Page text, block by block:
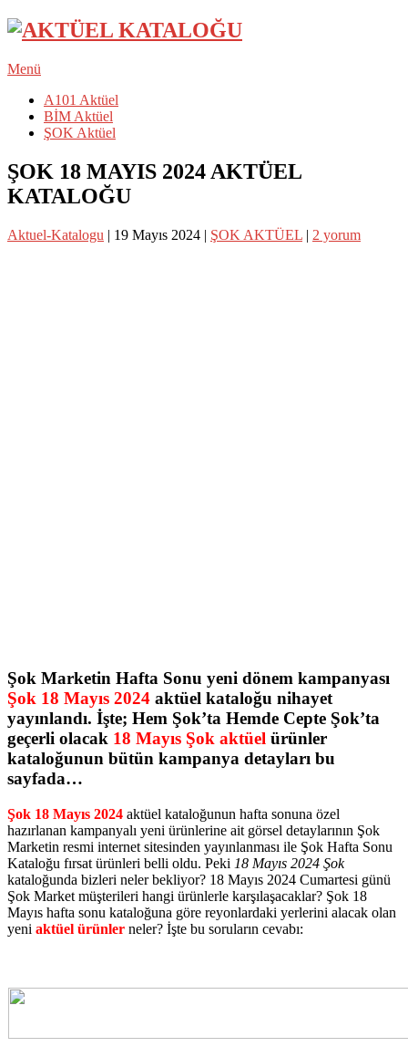
Menü
A101 Aktüel
BİM Aktüel
ŞOK Aktüel
ŞOK 18 MAYIS 2024 AKTÜEL
KATALOĞU
Aktuel-Katalogu | 19 Mayıs 2024 | ŞOK AKTÜEL | 2 yorum
Şok Marketin Hafta Sonu yeni dönem kampanyası
Şok 18 Mayıs 2024 aktüel kataloğu nihayet
yayınlandı. İşte; Hem Şok’ta Hemde Cepte Şok’ta
geçerli olacak 18 Mayıs Şok aktüel ürünler
kataloğunun bütün kampanya detayları bu
sayfada…
Şok 18 Mayıs 2024 aktüel kataloğunun hafta sonuna özel
hazırlanan kampanyalı yeni ürünlerine ait görsel detaylarının Şok
Marketin resmi internet sitesinden yayınlanması ile Şok Hafta Sonu
Kataloğu fırsat ürünleri belli oldu. Peki 18 Mayıs 2024 Şok
kataloğunda bizleri neler bekliyor? 18 Mayıs 2024 Cumartesi günü
Şok Market müşterileri hangi ürünlerle karşılaşacaklar? Şok 18
Mayıs hafta sonu kataloğuna göre reyonlardaki yerlerini alacak olan
yeni aktüel ürünler neler? İşte bu soruların cevabı: